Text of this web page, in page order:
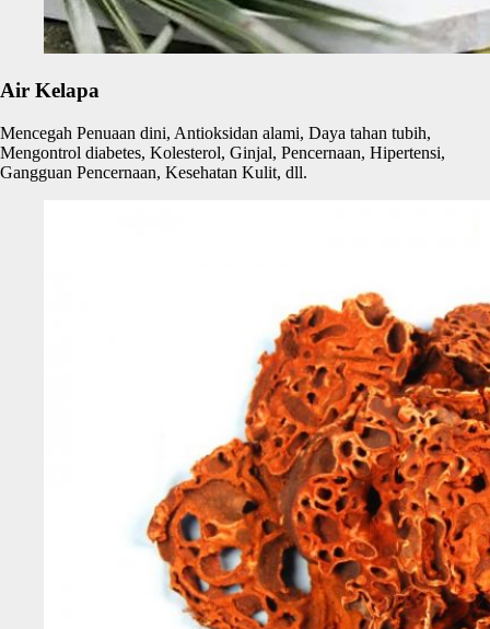
Air Kelapa
Mencegah Penuaan dini, Antioksidan alami, Daya tahan tubih,
Mengontrol diabetes, Kolesterol, Ginjal, Pencernaan, Hipertensi,
Gangguan Pencernaan, Kesehatan Kulit, dll.